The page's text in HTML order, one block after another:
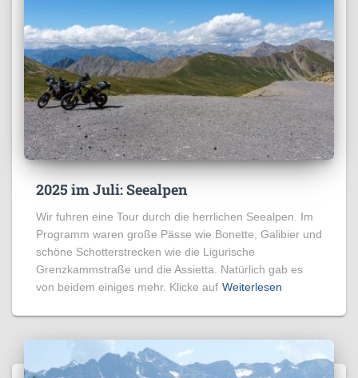
2025 im Juli: Seealpen
Wir fuhren eine Tour durch die herrlichen Seealpen. Im
Programm waren große Pässe wie Bonette, Galibier und
schöne Schotterstrecken wie die Ligurische
Grenzkammstraße und die Assietta. Natürlich gab es
von beidem einiges mehr. Klicke auf Weiterlesen